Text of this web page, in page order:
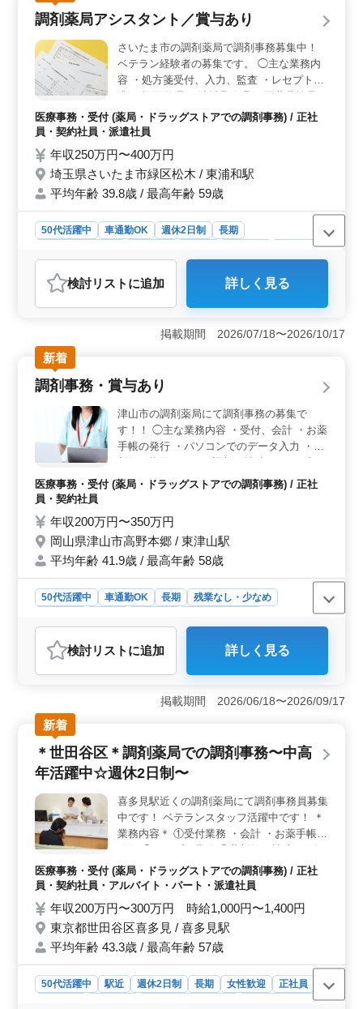
心して生活できます。 ＜業務内容＞ 受付、会計、
カルテ作成、電子カルテ入力、レセプト作成、診療補助
など、調剤事務に関連する業務を担当します。経験を活
かして効率的に業務を遂行し、スムーズな医療サービス
提供に貢献しましょう。 ＜応募をお待ちしています
＞ 医療事務や調剤事務の経験がある方、また向上心を
持ち前向きに業務に取り組める方のご応募をお待ちして
います。50代の方も活躍中であり、これまでの経験を活
かして仕事に取り組める環境です。
調剤薬局アシスタント／賞与あり
さいたま市の調剤薬局で調剤事務募集中！
ベテラン経験者の募集です。 ◯主な業務内
容 ・処方箋受付、入力、監査 ・レセプト請
シニア世代のベテランスタッフも活躍中で
す。 勤務時間についても相談可能です。ご
医療事務・受付 (薬局・ドラッグストアでの調剤事務) / 正社
員・契約社員・派遣社員
年収250万円〜400万円
埼玉県さいたま市緑区松木 / 東浦和駅
平均年齢 39.8歳 / 最高年齢 59歳
50代活躍中 車通勤OK 週休2日制
長期
派遣社員
おすすめポイント
＜経験を活かせる職場＞ この求人は、診療報酬請求の
経験があれば、資格不問で応募可能です。調剤薬局での
実務経験をお持ちの方にとっては、これまでの知識やス
キルを活かしながら活躍できる環境です。年数に関係な
く、経験が重視される点が魅力です。 ＜安定した給
与と賞与＞ 年収は250万円から400万円と幅広く設定さ
れており、さらに賞与が年3回支給されるため、頑張りが
しっかり評価されます。残業がない点も安心でき、ワー
クライフバランスを大切にしたい方には最適な職場で
す。 ＜柔軟な勤務時間と働きやすい環境＞ 勤務時
間の相談が可能で、自分に合った働き方が選べる点も魅
力です。車通勤も可能なので、通勤のストレスを軽減で
きます。中高年のベテランスタッフも多く活躍している
ため、安心して働けるアットホームな雰囲気がありま
す。
検討リスト に追加 詳しく見る
掲載期間 2026/07/18〜2026/10/17
新着
調剤事務・賞与あり
津山市の調剤薬局にて調剤事務の募集で
す！！ ◯主な業務内容 ・受付、会計 ・お薬
手帳の発行 ・パソコンでのデータ入力 ・薬
業務 ブランクOK！お気軽にご応募くださ
ので、安心してご応募ください。
医療事務・受付 (薬局・ドラッグストアでの調剤事務) / 正社
員・契約社員
年収200万円〜350万円
岡山県津山市高野本郷 / 東津山駅
平均年齢 41.9歳 / 最高年齢 58歳
50代活躍中 車通勤OK 長期
残業なし・少なめ
おすすめポイント
＜働きやすさ＞ 残業が少なく、ブランクがある方も丁
寧なサポート体制が整っているため安心して働けます。
関わらず長期的に働きやすい環境です。業務は多岐にわ
たりますが、アットホームな雰囲気の中で安心して取り
組むことができます。 ＜通勤の利便性＞ マイカー
通勤が可能で駐車場も完備されており、地元で働きたい
方に便利な職場です。また、東津山駅からも通いやすい
立地で、公共交通機関と車通勤のどちらも選べる柔軟性
があります。通勤にかかる負担が少ない点が、毎日快適
に働くための大きな魅力です。 ＜待遇・やりがい
＞ 賞与は年2回、計4ヶ月分の支給実績があり、安定し
た収入が見込めます。診療報酬請求やレセプト業務の経
価してもらえる環境です。調剤薬局の一員として患者さ
んの健康を支えるやりがいを感じられるポジションで
す。
検討リスト に追加 詳しく見る
掲載期間 2026/06/18〜2026/09/17
新着
＊世田谷区＊調剤薬局での調剤事務〜中高
年活躍中☆週休2日制〜
喜多見駅近くの調剤薬局にて調剤事務員募集
中です！ ベテランスタッフ活躍中です！ ＊
業務内容＊ ①受付業務 ・会計 ・お薬手帳の
発行 ②レセプト業務 ③薬剤師の補助 ・ピッ
キング業務 ・電子薬歴代行入力 ＊ポイント
＊ ・駅チカ ・週休2日制 ・中高年活躍中 ・
す！ ＼まずはお気軽にお問い合わせくださ
い／
医療事務・受付 (薬局・ドラッグストアでの調剤事務) / 正社
員・契約社員・アルバイト・パート・派遣社員
年収200万円〜300万円 時給1,000円〜1,400円
東京都世田谷区喜多見 / 喜多見駅
平均年齢 43.3歳 / 最高年齢 57歳
50代活躍中 駅近 週休2日制 長期 女性歓迎
正社員
医療事務・受付